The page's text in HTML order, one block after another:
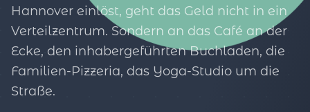
Hannover einlöst, geht das Geld nicht in ein
Verteilzentrum. Sondern an das Café an der
Ecke, den inhabergeführten Buchladen, die
Familien-Pizzeria, das Yoga-Studio um die
Straße.